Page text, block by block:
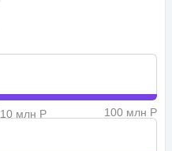
10 млн Р
100 млн Р